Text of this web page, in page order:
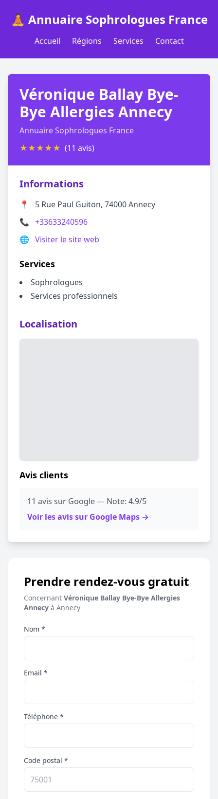
🧘 Annuaire Sophrologues France
Accueil Régions Services Contact
Véronique Ballay Bye-
Bye Allergies Annecy
Annuaire Sophrologues France
★★★★★ (11 avis)
Informations
📍
5 Rue Paul Guiton, 74000 Annecy
📞 +33633240596
🌐 Visiter le site web
Services
Sophrologues
Services professionnels
Localisation
Avis clients
11 avis sur Google — Note: 4.9/5
Voir les avis sur Google Maps →
Prendre rendez-vous gratuit
Concernant Véronique Ballay Bye-Bye Allergies
Annecy à Annecy
Nom *
Email *
Téléphone *
Code postal *